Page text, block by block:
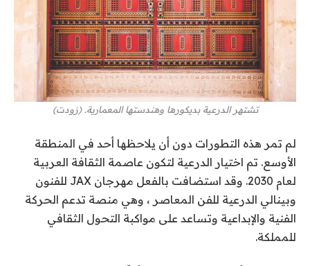
تشتهر الدرعية بديكورها وهندستها المعمارية. (زودت)
لم تمر هذه التطورات دون أن يلاحظها أحد في المنطقة
الأوسع. تم اختيار الدرعية لتكون عاصمة الثقافة العربية
لعام 2030. وقد استضافت بالفعل مهرجان JAX للفنون
وبينالي الدرعية للفن المعاصر ، وهي منصة تدعم الحركة
الفنية والإبداعية وتساعد على مواكبة التحول الثقافي
للمملكة.